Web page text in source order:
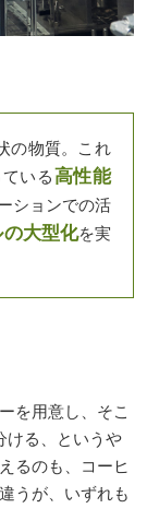
の物質。これ
いる高性能
ションでの活
大型化を実
を用意し、そこ
ける、というや
るのも、コーヒ
うが、いずれも